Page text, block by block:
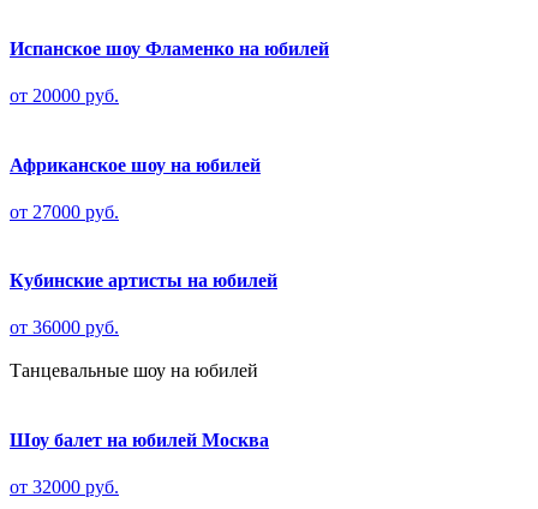
Испанское шоу Фламенко на юбилей
от 20000 руб.
Африканское шоу на юбилей
от 27000 руб.
Кубинские артисты на юбилей
от 36000 руб.
Танцевальные шоу на юбилей
Шоу балет на юбилей Москва
от 32000 руб.